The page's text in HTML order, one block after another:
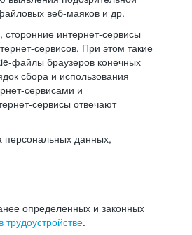
веб-маяков и др.
сторонние интернет-сервисы
сервисов. При этом такие
файлы браузеров конечных
сбора и использования
сервисами и
сервисы отвечают
персональных данных,
определенных и законных
.